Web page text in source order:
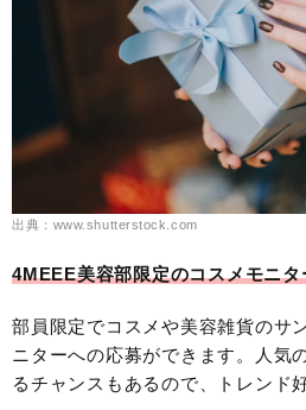
出典：www.shutterstock.com
4MEEE美容部限定のコスメモニ
部員限定でコスメや美容雑貨のサ
ニターへの応募ができます。人気
るチャンスもあるので、トレンド